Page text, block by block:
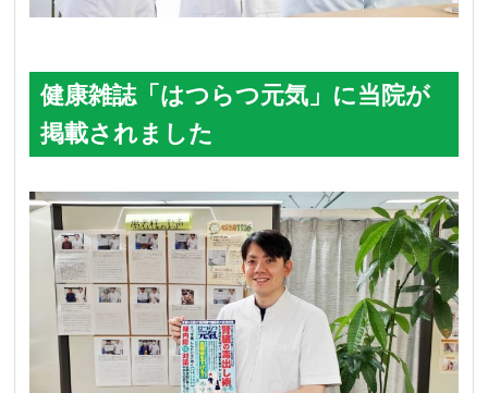
健康雑誌「はつらつ元気」に当院が
掲載されました